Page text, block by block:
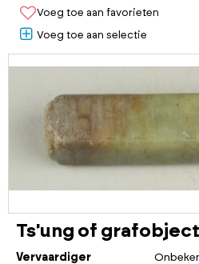
Voeg toe aan favorieten
Voeg toe aan selectie
Ts'ung of
Vervaardiger